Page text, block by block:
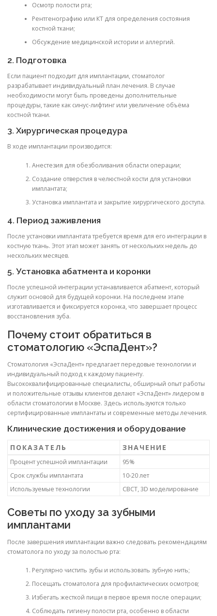
Осмотр полости рта;
Рентгенографию или КТ для определения состояния
костной ткани;
Обсуждение медицинской истории и аллергий.
2. Подготовка
Если пациент подходит для имплантации, стоматолог
разрабатывает индивидуальный план лечения. В случае
необходимости могут быть проведены дополнительные
процедуры, такие как синус-лифтинг или увеличение объёма
костной ткани.
3. Хирургическая процедура
В ходе имплантации производится:
Анестезия для обезболивания области операции;
Создание отверстия в челюстной кости для установки
имплантата;
Установка имплантата и закрытие хирургического доступа.
4. Период заживления
После установки имплантата требуется время для его интеграции в
костную ткань. Этот этап может занять от нескольких недель до
нескольких месяцев.
5. Установка абатмента и коронки
После успешной интеграции устанавливается абатмент, который
служит основой для будущей коронки. На последнем этапе
изготавливается и фиксируется коронка, что завершает процесс
восстановления зуба.
Почему стоит обратиться в
стоматологию «ЭспаДент»?
Стоматология «ЭспаДент» предлагает передовые технологии и
индивидуальный подход к каждому пациенту.
Высококвалифицированные специалисты, обширный опыт работы
и положительные отзывы клиентов делают «ЭспаДент» лидером в
области стоматологии в Москве. Здесь используются только
сертифицированные имплантаты и современные методы лечения.
Клинические достижения и оборудование
ПОКАЗАТЕЛЬ ЗНАЧЕНИЕ
Процент успешной имплантации
95%
Срок службы имплантата
10-20 лет
Используемые технологии
CBCT, 3D моделирование
Советы по уходу за зубными
имплантами
После завершения имплантации важно следовать рекомендациям
стоматолога по уходу за полостью рта:
Регулярно чистить зубы и использовать зубную нить;
Посещать стоматолога для профилактических осмотров;
Избегать жесткой пищи в первое время после операции;
Соблюдать гигиену полости рта, особенно в области